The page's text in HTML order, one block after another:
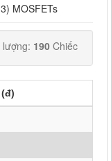
MOSFETs
lượng: 190 Chiếc